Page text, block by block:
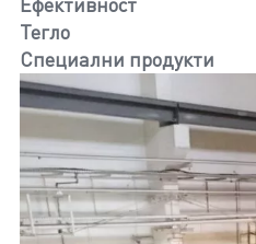
Тегло
Специални продукти